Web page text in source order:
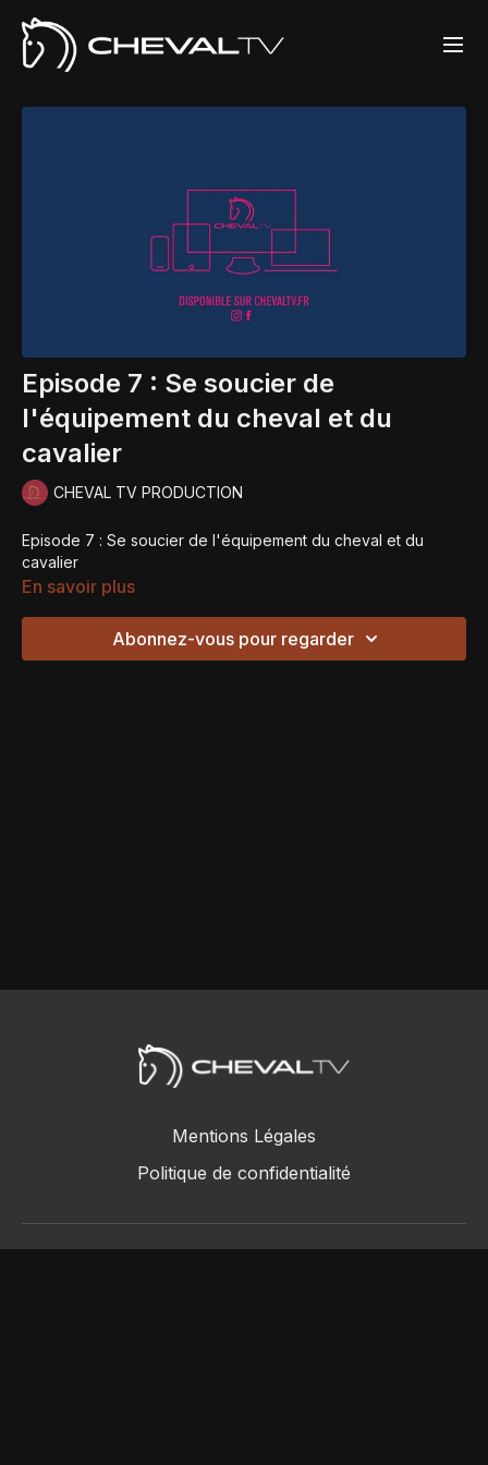
Episode 7 : Se soucier de
l'équipement du cheval et du
cavalier
CHEVAL TV PRODUCTION
Episode 7 : Se soucier de l'équipement du cheval et du
cavalier
En savoir plus
Abonnez-vous pour regarder
Mentions Légales
Politique de confidentialité